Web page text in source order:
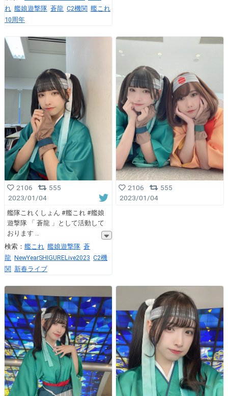
れ 艦娘遊撃隊 蒼龍 C2機関 艦これ
10周年
2106
555
2023/01/04
艦隊これくしょん #艦これ #艦娘
遊撃隊 「 蒼龍 」として活動して
おります
検索： 艦これ 艦娘遊撃隊 蒼
龍 NewYearSHIGURELive2023 C2機
関 新春ライブ
2106
555
2023/01/04